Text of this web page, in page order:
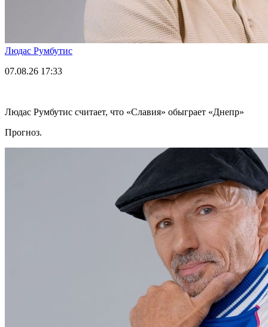
Людас Румбутис
07.08.26 17:33
Людас Румбутис считает, что «Славия» обыграет «Днепр»
Прогноз.